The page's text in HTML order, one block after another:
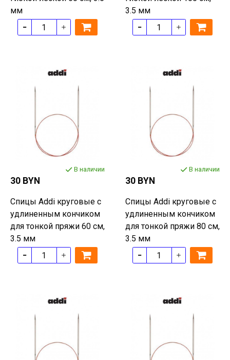
мм
3.5 мм
В наличии
30 BYN
Спицы Addi круговые с
удлиненным кончиком
для тонкой пряжи 60 см,
3.5 мм
В наличии
30 BYN
Спицы Addi круговые с
удлиненным кончиком
для тонкой пряжи 80 см,
3.5 мм